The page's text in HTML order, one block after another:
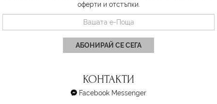
оферти и отстъпки.
АБОНИРАЙ СЕ СЕГА
КОНТАКТИ
Facebook Messenger